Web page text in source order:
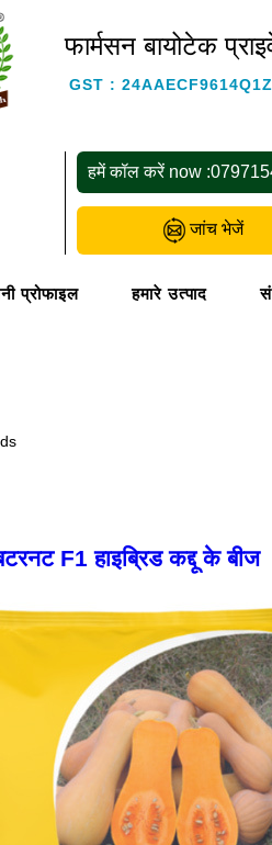
फार्मसन बायोटेक
GST :
हमें कॉल करें now :
जांच भेजें
प्रोफाइल हमारे उत्पाद
F1 हाइब्रिड कद्दू के बीज